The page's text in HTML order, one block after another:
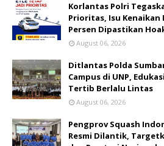
Korlantas Polri
Prioritas, Isu Kenaikan
Persen Dipastikan
August 06, 2026
Ditlantas Polda
Campus di UNP,
Tertib Berlalu Lintas
August 06, 2026
Pengprov Squash
Resmi Dilantik,